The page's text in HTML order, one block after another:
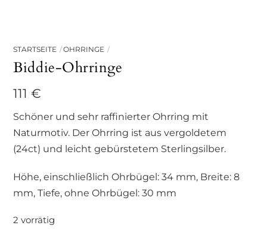
STARTSEITE OHRRINGE
Biddie-Ohrringe
111€
Schöner und sehr raffinierter Ohrring mit
Naturmotiv. Der Ohrring ist aus vergoldetem
(24ct) und leicht gebürstetem Sterlingsilber.
Höhe, einschließlich Ohrbügel: 34 mm, Breite: 8
mm, Tiefe, ohne Ohrbügel: 30 mm
2 vorrätig